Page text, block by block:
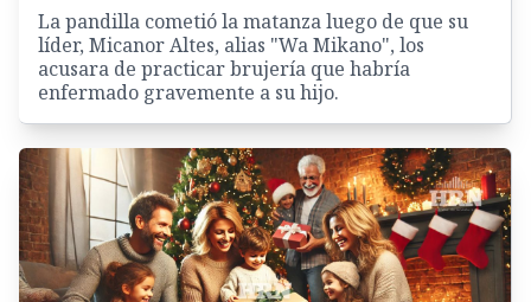
La pandilla cometió la matanza luego de que su
líder, Micanor Altes, alias "Wa Mikano", los
acusara de practicar brujería que habría
enfermado gravemente a su hijo.